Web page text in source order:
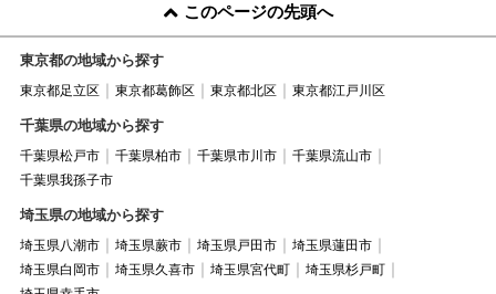
このページの先頭へ
東京都の地域から探す
東京都足立区 東京都葛飾区 東京都北区 東京都江戸川区
千葉県の地域から探す
千葉県松戸市 千葉県柏市 千葉県市川市
千葉県流山市
千葉県我孫子市
埼玉県の地域から探す
埼玉県八潮市 埼玉県蕨市 埼玉県戸田市
埼玉県蓮田市
埼玉県白岡市
埼玉県久喜市 埼玉県宮代町
埼玉県杉戸町